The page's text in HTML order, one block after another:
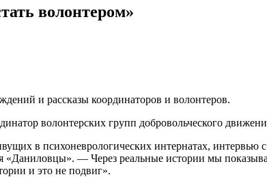
волонтером»
и рассказы координаторов и волонтеров.
волонтерских групп добровольческого
в психоневрологических интернатах, интервью
— Через реальные истории мы
и это не подвиг».